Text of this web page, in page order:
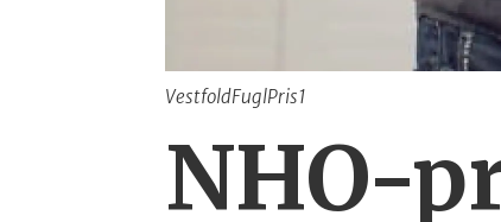
VestfoldFuglPris1
NHO-